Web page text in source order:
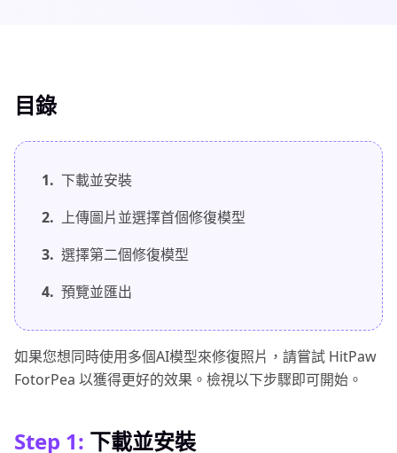
目錄
1. 下載並安裝
2. 上傳圖片並選擇首個修復模型
3. 選擇第二個修復模型
4. 預覽並匯出
如果您想同時使用多個AI模型來修復照片，請嘗試 HitPaw
FotorPea 以獲得更好的效果。檢視以下步驟即可開始。
Step 1: 下載並安裝